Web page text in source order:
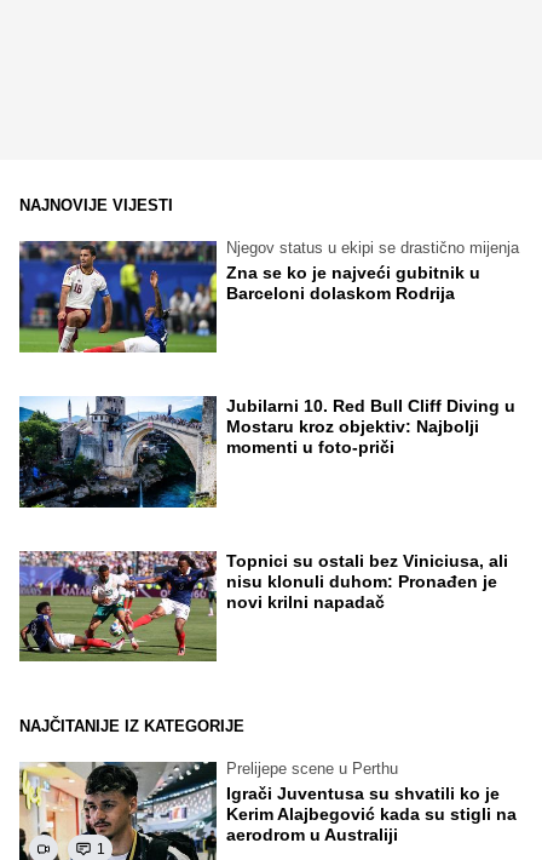
NAJNOVIJE VIJESTI
Njegov status u ekipi se drastično mijenja
Zna se ko je najveći gubitnik u
Barceloni dolaskom Rodrija
Jubilarni 10. Red Bull Cliff Diving u
Mostaru kroz objektiv: Najbolji
momenti u foto-priči
Topnici su ostali bez Viniciusa, ali
nisu klonuli duhom: Pronađen je
novi krilni napadač
NAJČITANIJE IZ KATEGORIJE
1
Prelijepe scene u Perthu
Igrači Juventusa su shvatili ko je
Kerim Alajbegović kada su stigli na
aerodrom u Australiji